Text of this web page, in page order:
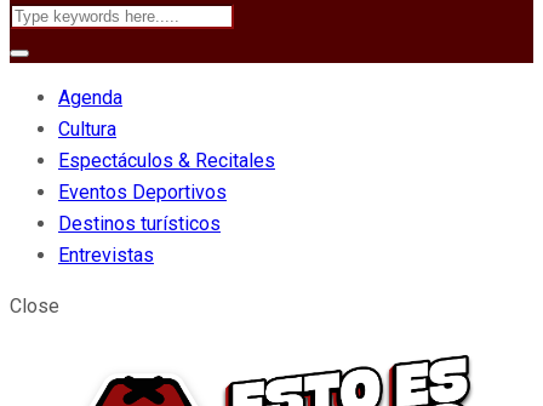
Agenda
Cultura
Espectáculos & Recitales
Eventos Deportivos
Destinos turísticos
Entrevistas
Close